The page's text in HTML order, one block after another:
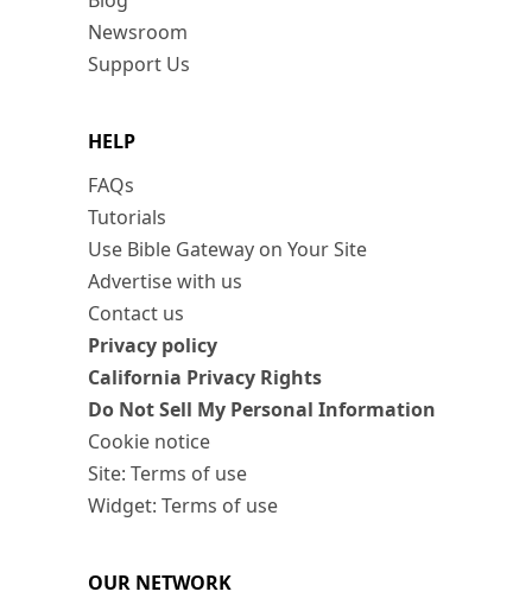
Newsroom
Support Us
HELP
FAQs
Tutorials
Use Bible Gateway on Your Site
Advertise with us
Contact us
Privacy policy
California Privacy Rights
Do Not Sell My Personal Information
Cookie notice
Site: Terms of use
Widget: Terms of use
OUR NETWORK